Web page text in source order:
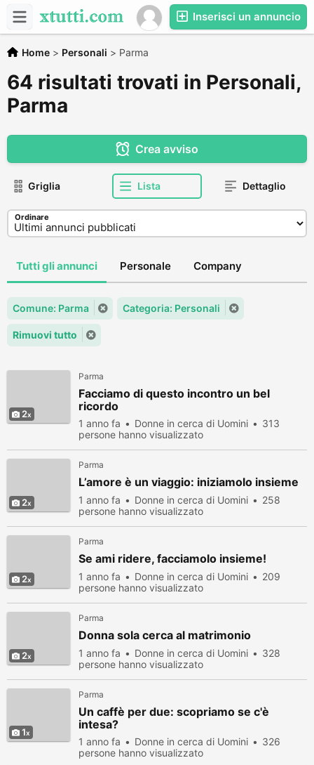
Inserisci un annuncio
Home > Personali > Parma
64 risultati trovati in Personali,
Parma
Crea avviso
Griglia Lista Dettaglio
Ordinare
Tutti gli annunci Personale Company
Comune: Parma Categoria: Personali
Rimuovi tutto
2
Parma
Facciamo di questo incontro un bel
ricordo
1 anno fa Donne in cerca di Uomini
313
persone hanno visualizzato
2
Parma
L’amore è un viaggio: iniziamolo insieme
1 anno fa Donne in cerca di Uomini
258
persone hanno visualizzato
2
Parma
Se ami ridere, facciamolo insieme!
1 anno fa Donne in cerca di Uomini
209
persone hanno visualizzato
2
Parma
Donna sola cerca al matrimonio
1 anno fa Donne in cerca di Uomini
328
persone hanno visualizzato
1
Parma
Un caffè per due: scopriamo se c'è
intesa?
1 anno fa Donne in cerca di Uomini
326
persone hanno visualizzato